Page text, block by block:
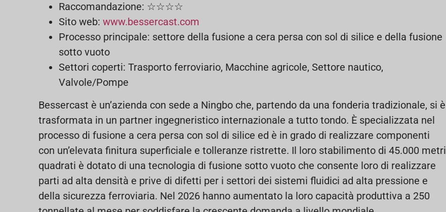
Raccomandazione: ☆☆☆☆
Sito web:www.bessercast.com
Processo principale: settore della fusione a cera persa con sol di silice e della fusione
sotto vuoto
Settori coperti: Trasporto ferroviario, Macchine agricole, Settore nautico,
Valvole/Pompe
Bessercast è un’azienda con sede a Ningbo che, partendo da una fonderia tradizionale, si è
trasformata in un partner ingegneristico internazionale a tutto tondo. È specializzata nel
processo di fusione a cera persa con sol di silice ed è in grado di realizzare componenti
con un’elevata finitura superficiale e tolleranze ristrette. Il loro stabilimento di 45.000 metri
quadrati è dotato di una tecnologia di fusione sotto vuoto che consente loro di realizzare
parti ad alta densità e prive di difetti per i settori dei sistemi fluidici ad alta pressione e
della sicurezza ferroviaria. Nel 2026 hanno aumentato la loro capacità produttiva a 250